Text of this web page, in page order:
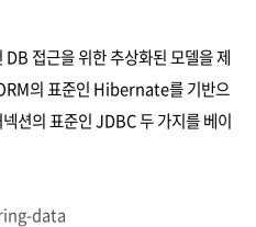
접근을 위한 추상화된 모델을 제
의 표준인 Hibernate를 기반으
션의 표준인 JDBC 두 가지를 베이
data